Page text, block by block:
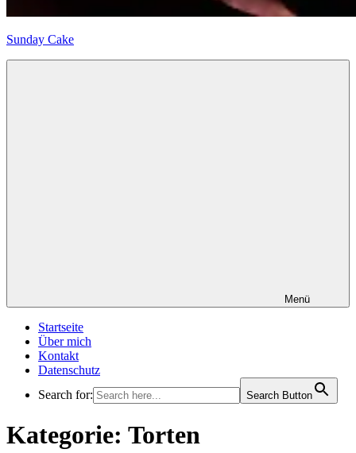
Sunday Cake
Menü
Startseite
Über mich
Kontakt
Datenschutz
Search for:
Search Button
Kategorie: Torten